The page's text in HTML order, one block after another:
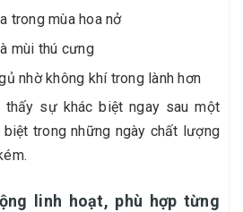
trong mùa hoa nở
mùi thú cưng
nhờ không khí trong lành hơn
thấy sự khác biệt ngay sau một
trong những ngày chất lượng
linh hoạt, phù hợp từng